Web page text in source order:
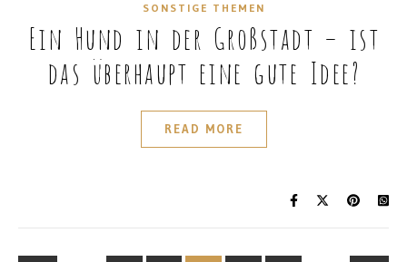
SONSTIGE THEMEN
Ein Hund in der Großstadt – ist
das überhaupt eine gute Idee?
READ MORE